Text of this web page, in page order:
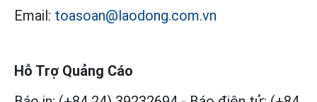
Email: toasoan@laodong.com.vn
Hỗ Trợ Quảng Cáo